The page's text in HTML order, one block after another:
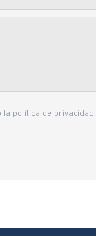
la política de privacidad.